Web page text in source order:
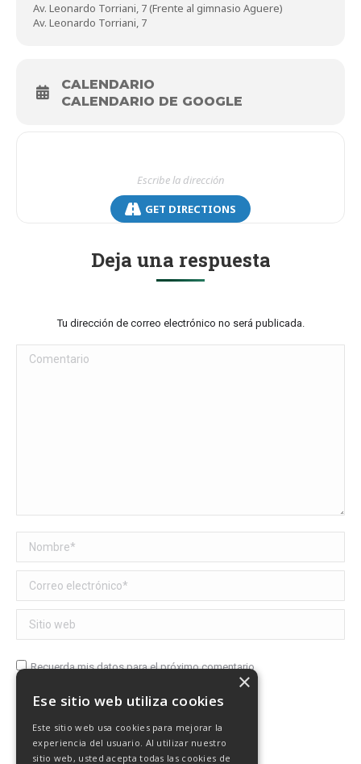
Av. Leonardo Torriani, 7 (Frente al gimnasio Aguere)
Av. Leonardo Torriani, 7
CALENDARIO
CALENDARIO DE GOOGLE
GET DIRECTIONS
Deja una respuesta
Tu dirección de correo electrónico no será publicada.
Comentario
Nombre *
Correo electrónico *
Sitio web
Recuerda mis datos para el próximo comentario
Publicar comentario
Ese sitio web utiliza cookies
Este sitio web usa cookies para mejorar la
experiencia del usuario. Al utilizar nuestro
sitio web, usted acepta todas las cookies de
×